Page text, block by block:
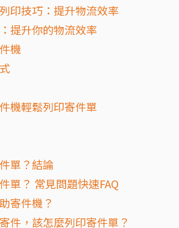
印技巧：提升物流效率
提升你的物流效率
機
機輕鬆列印寄件單
單？結論
單？ 常見問題快速FAQ
寄件機？
件，該怎麼列印寄件單？